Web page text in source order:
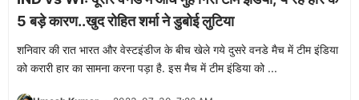
5 बड़े कारण..खुद रोहित शर्मा ने डुबोई लुटिया
शनिवार की रात भारत और वेस्टइंडीज के बीच खेले गये दुसरे वनडे मैच में टीम इंडिया
को करारी हार का सामना करना पड़ा है. इस मैच में टीम इंडिया को ...